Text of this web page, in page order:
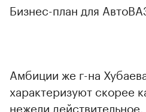
Бизнес-план для
Амбиции же г-на
характеризуют скорее
нежели